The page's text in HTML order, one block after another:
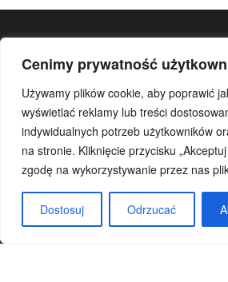
Cenimy prywatność
Używamy plików cookie, aby poprawić
wyświetlać reklamy lub treści
indywidualnych potrzeb użytkowników
na stronie. Kliknięcie przycisku
zgodę na wykorzystywanie przez nas
Dostosuj Odrzucać
ul. Aleja 20-lecia 32
96-515 Teresin
tel. główny46 861 37 80
koordynator:
wew.107lub/i kom.500 17 29 78
gosir.teresin@wp.pl